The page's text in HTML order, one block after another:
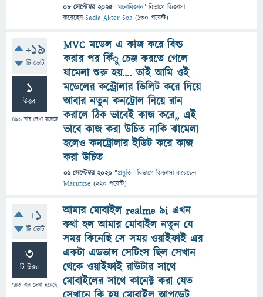
08 সেপ্টেম্বর 2025 "মনোবিজ্ঞান" বিভাগে জিজ্ঞাসা
করেছেনSadia Akter Soa (130 পয়েন্ট)
+19
টি ভোট
1
উত্তর
496 বার দেখা হয়েছে
MVC মডেল এ কাজ করে বিল্ড
করার পর কিঁু চেঞ্জ করতে গেলে
যামেলা শুরু হয়.... তাই আমি ওই
মডেলের কন্ট্রোলার ডিলিট করে দিয়ে
আবার নতুন কনট্রোল নিয়ে রান
করালে ঠিক ভাবেই কাজ করে,, এই
ভাবে কাজ করা উচিত নাকি ঝামেলা
হলেও কনট্রোলার ইডিট করে কাজ
করা উচিত
01 সেপ্টেম্বর 2020 "প্রযুক্তি" বিভাগে জিজ্ঞাসাকরেছেন
Marufcse (220 পয়েন্ট)
+1
টি ভোট
3
টি উত্তর
743 বার দেখা হয়েছে
আমার মোবাইল realme 9i এখন
কথা হল আমার মোবাইল নতুন যে
সময় কিনেছি সে সময় ওয়াইফাই এর
একটা এডভান্স সেটিংস ছিল সেখান
থেকে ওয়াইফাই রাউটার সাথে
মোবাইলের সাথে কানেক্ট করা যেত